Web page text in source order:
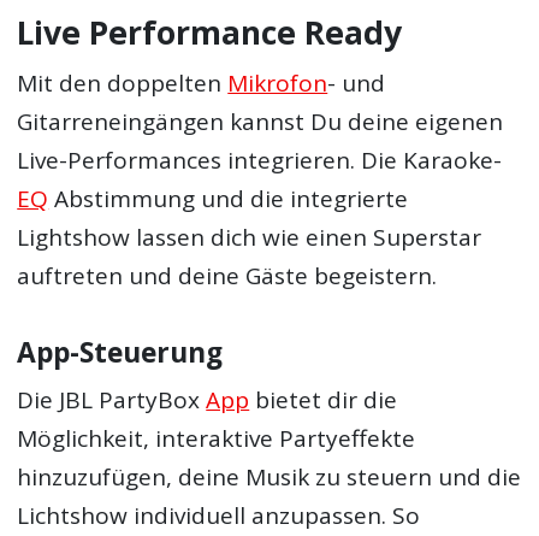
Live Performance Ready
Mit den doppelten Mikrofon- und
Gitarreneingängen kannst Du deine eigenen
Live-Performances integrieren. Die Karaoke-
EQ Abstimmung und die integrierte
Lightshow lassen dich wie einen Superstar
auftreten und deine Gäste begeistern.
App-Steuerung
Die JBL PartyBoxApp bietet dir die
Möglichkeit, interaktive Partyeffekte
hinzuzufügen, deine Musik zu steuern und die
Lichtshow individuell anzupassen. So